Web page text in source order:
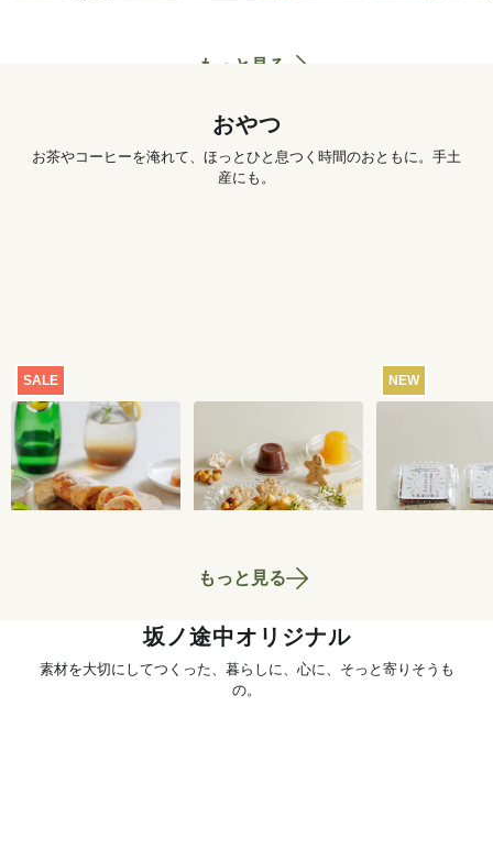
もっと見る
おやつ
お茶やコーヒーを淹れて、ほっとひと息つく時間のおともに。手土
産にも。
SALE
【特別価格】瀬戸内
レモンのサマーシュ
トーレン 200g
2,519円
おまかせおやつ定期
便[定期宅配]
1,980円
NEW
もっと見る
坂ノ途中オリジナル
素材を大切にしてつくった、暮らしに、心に、そっと寄りそうも
の。